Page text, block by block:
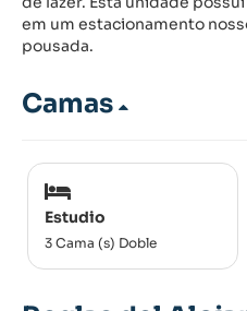
em um estacionamento
pousada.
Camas
Estudio
3 Cama (s) Doble